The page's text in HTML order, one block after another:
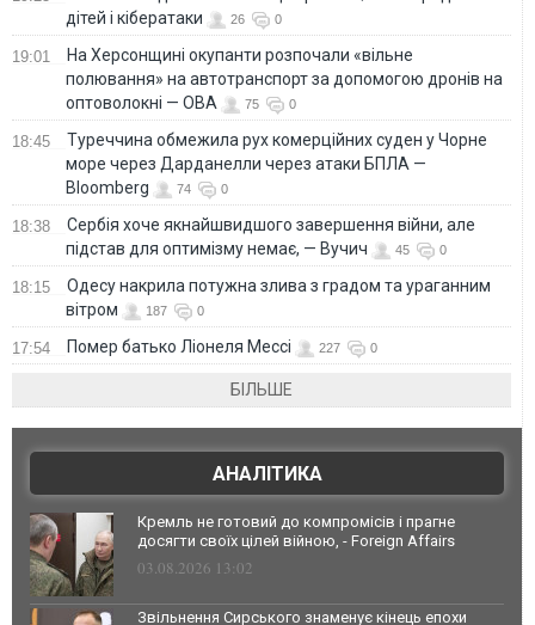
дітей і кібератаки
26 0
19:01
На Херсонщині окупанти розпочали «вільне
полювання» на автотранспорт за допомогою дронів на
оптоволокні — ОВА
75 0
18:45
Туреччина обмежила рух комерційних суден у Чорне
море через Дарданелли через атаки БПЛА —
Bloomberg
74 0
18:38
Сербія хоче якнайшвидшого завершення війни, але
підстав для оптимізму немає, — Вучич
45 0
18:15
Одесу накрила потужна злива з градом та ураганним
вітром
187 0
17:54 Помер батько Ліонеля Мессі 227 0
БІЛЬШЕ
АНАЛІТИКА
Кремль не готовий до компромісів і прагне
досягти своїх цілей війною, - Foreign Affairs
03.08.2026 13:02
Звільнення Сирського знаменує кінець епохи